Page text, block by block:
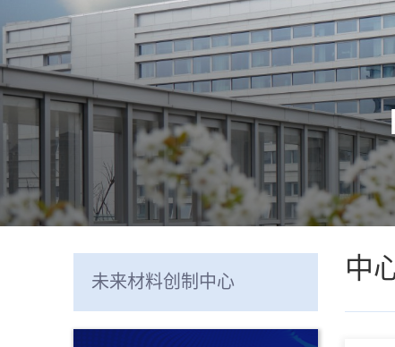
未来材料创制中心 中